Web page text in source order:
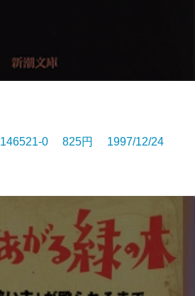
0 825円 1997/12/24